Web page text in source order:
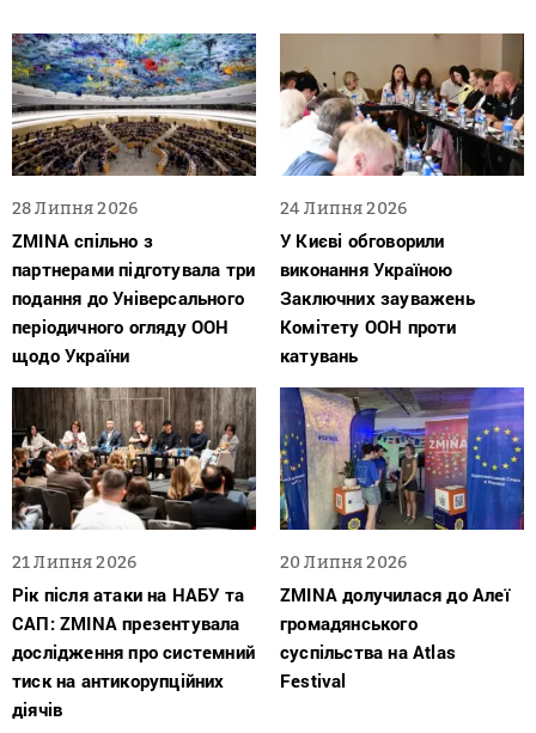
28 Липня 2026
ZMINA спільно з
партнерами підготувала три
подання до Універсального
періодичного огляду ООН
щодо України
24 Липня 2026
У Києві обговорили
виконання Україною
Заключних зауважень
Комітету ООН проти
катувань
21 Липня 2026
Рік після атаки на НАБУ та
САП: ZMINA презентувала
дослідження про системний
тиск на антикорупційних
діячів
20 Липня 2026
ZMINA долучилася до Алеї
громадянського
суспільства на Atlas
Festival